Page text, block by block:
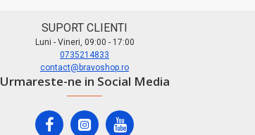
SUPORT CLIENTI
Luni - Vineri, 09:00 - 17:00
0735214833
contact@bravoshop.ro
Urmareste-ne in Social Media